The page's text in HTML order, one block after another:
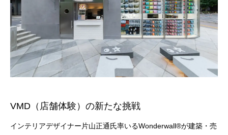
VMD（店舗体験）の新たな挑戦
インテリアデザイナー片山正通氏率いるWonderwall®が建築・売